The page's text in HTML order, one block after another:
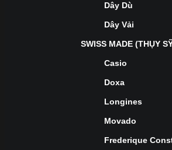
Dây Dù
Dây Vải
SWISS MADE (THỤY
Casio
Doxa
Longines
Movado
Frederique